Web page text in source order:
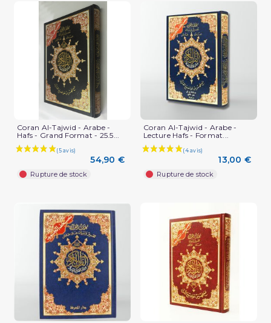
Coran Al-Tajwid - Arabe -
Hafs - Grand Format - 25.5...
54,90 €
Rupture de stock
Coran Al-Tajwid - Arabe -
Lecture Hafs - Format...
13,00 €
Rupture de stock